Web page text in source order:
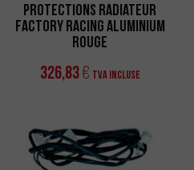
Protections Radiateur
Factory Racing Aluminium
Rouge
326,83€ TVA incluse